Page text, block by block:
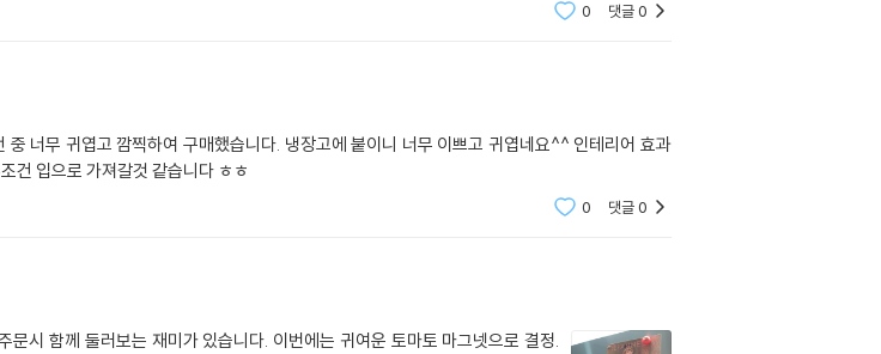
0 댓글0
너무 귀엽고 깜찍하여 구매했습니다. 냉장고에 붙이니 너무 이쁘고 귀엽네요^^ 인테리어 효과
건 입으로 가져갈것 같습니다 ㅎㅎ
0 댓글0
시 함께 둘러보는 재미가 있습니다. 이번에는 귀여운 토마토 마그넷으로 결정.